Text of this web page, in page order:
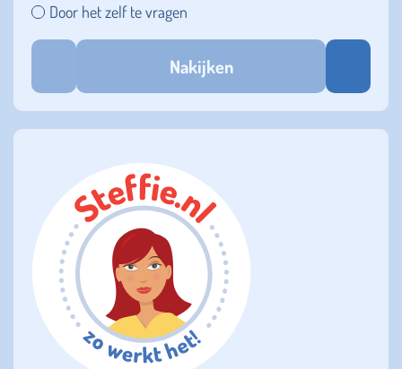
Door het zelf te vragen
Nakijken